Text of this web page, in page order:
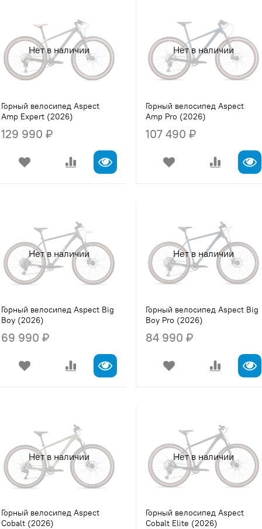
Нет в наличии
Горный велосипед Aspect
Amp Expert (2026)
129 990 ₽
Нет в наличии
Горный велосипед Aspect
Amp Pro (2026)
107 490 ₽
Нет в наличии
Горный велосипед Aspect Big
Boy (2026)
69 990 ₽
Нет в наличии
Горный велосипед Aspect Big
Boy Pro (2026)
84 990 ₽
Нет в наличии
Горный велосипед Aspect
Cobalt (2026)
Нет в наличии
Горный велосипед Aspect
Cobalt Elite (2026)